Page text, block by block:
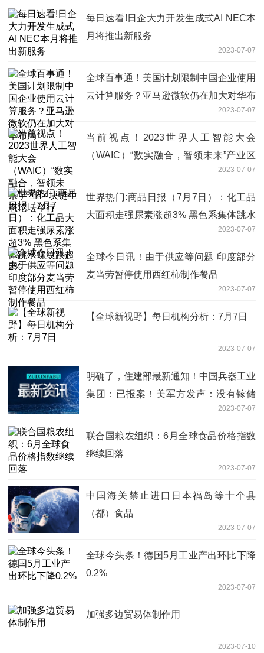
每日速看!日企大力开发生成式AI NEC本
月将推出新服务
2023-07-07
全球百事通！美国计划限制中国企业使用
云计算服务？亚马逊微软仍在加大对华布
2023-07-07
当前视点！2023世界人工智能大会
（WAIC）“数实融合，智领未来”产业区
2023-07-07
世界热门:商品日报（7月7日）：化工品
大面积走强尿素涨超3% 黑色系集体跳水
2023-07-07
全球今日讯！由于供应等问题 印度部分
麦当劳暂停使用西红柿制作餐品
2023-07-07
【全球新视野】每日机构分析：7月7日
2023-07-07
明确了，住建部最新通知！中国兵器工业
集团：已报案！美军方发声：没有镓储
2023-07-07
联合国粮农组织：6月全球食品价格指数
继续回落
2023-07-07
中国海关禁止进口日本福岛等十个县
（都）食品
2023-07-07
全球今头条！德国5月工业产出环比下降
0.2%
2023-07-07
加强多边贸易体制作用
2023-07-10